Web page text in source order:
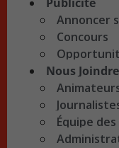
Annoncer
Concours
Nous Joindre
Équipe